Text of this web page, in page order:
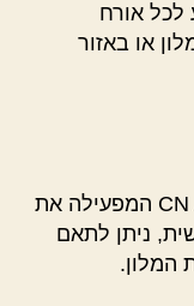
לכל אורח
או באזור
להזמנת טיסה של חברת CN AIRWAYS המפעילה את
ניתן לתאם
המלון.